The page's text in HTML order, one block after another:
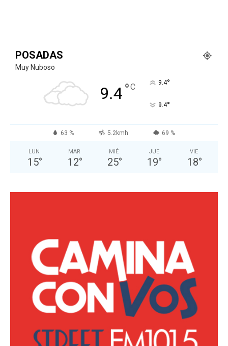
POSADAS
Muy Nuboso
9.4°C 9.4°
9.4°
63 % 5.2kmh 69 %
LUN
15°
MAR
12°
MIÉ
25°
JUE
19°
VIE
18°